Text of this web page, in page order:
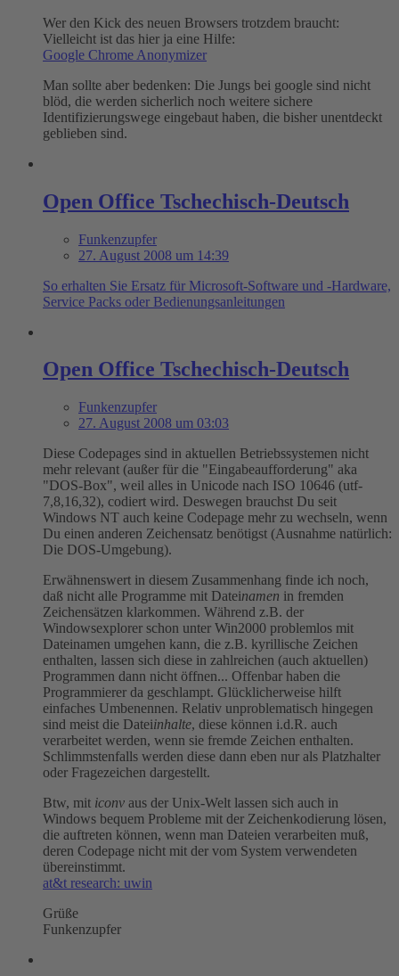
Wer den Kick des neuen Browsers trotzdem braucht:
Vielleicht ist das hier ja eine Hilfe:
Google Chrome Anonymizer
Man sollte aber bedenken: Die Jungs bei google sind nicht
blöd, die werden sicherlich noch weitere sichere
Identifizierungswege eingebaut haben, die bisher unentdeckt
geblieben sind.
Open Office Tschechisch-Deutsch
Funkenzupfer
27. August 2008 um 14:39
So erhalten Sie Ersatz für Microsoft-Software und -Hardware,
Service Packs oder Bedienungsanleitungen
Open Office Tschechisch-Deutsch
Funkenzupfer
27. August 2008 um 03:03
Diese Codepages sind in aktuellen Betriebssystemen nicht
mehr relevant (außer für die "Eingabeaufforderung" aka
"DOS-Box", weil alles in Unicode nach ISO 10646 (utf-
7,8,16,32), codiert wird. Deswegen brauchst Du seit
Windows NT auch keine Codepage mehr zu wechseln, wenn
Du einen anderen Zeichensatz benötigst (Ausnahme natürlich:
Die DOS-Umgebung).
Erwähnenswert in diesem Zusammenhang finde ich noch,
daß nicht alle Programme mit Dateinamen in fremden
Zeichensätzen klarkommen. Während z.B. der
Windowsexplorer schon unter Win2000 problemlos mit
Dateinamen umgehen kann, die z.B. kyrillische Zeichen
enthalten, lassen sich diese in zahlreichen (auch aktuellen)
Programmen dann nicht öffnen... Offenbar haben die
Programmierer da geschlampt. Glücklicherweise hilft
einfaches Umbenennen. Relativ unproblematisch hingegen
sind meist die Dateiinhalte, diese können i.d.R. auch
verarbeitet werden, wenn sie fremde Zeichen enthalten.
Schlimmstenfalls werden diese dann eben nur als Platzhalter
oder Fragezeichen dargestellt.
Btw, mit iconv aus der Unix-Welt lassen sich auch in
Windows bequem Probleme mit der Zeichenkodierung lösen,
die auftreten können, wenn man Dateien verarbeiten muß,
deren Codepage nicht mit der vom System verwendeten
übereinstimmt.
at&t research: uwin
Grüße
Funkenzupfer